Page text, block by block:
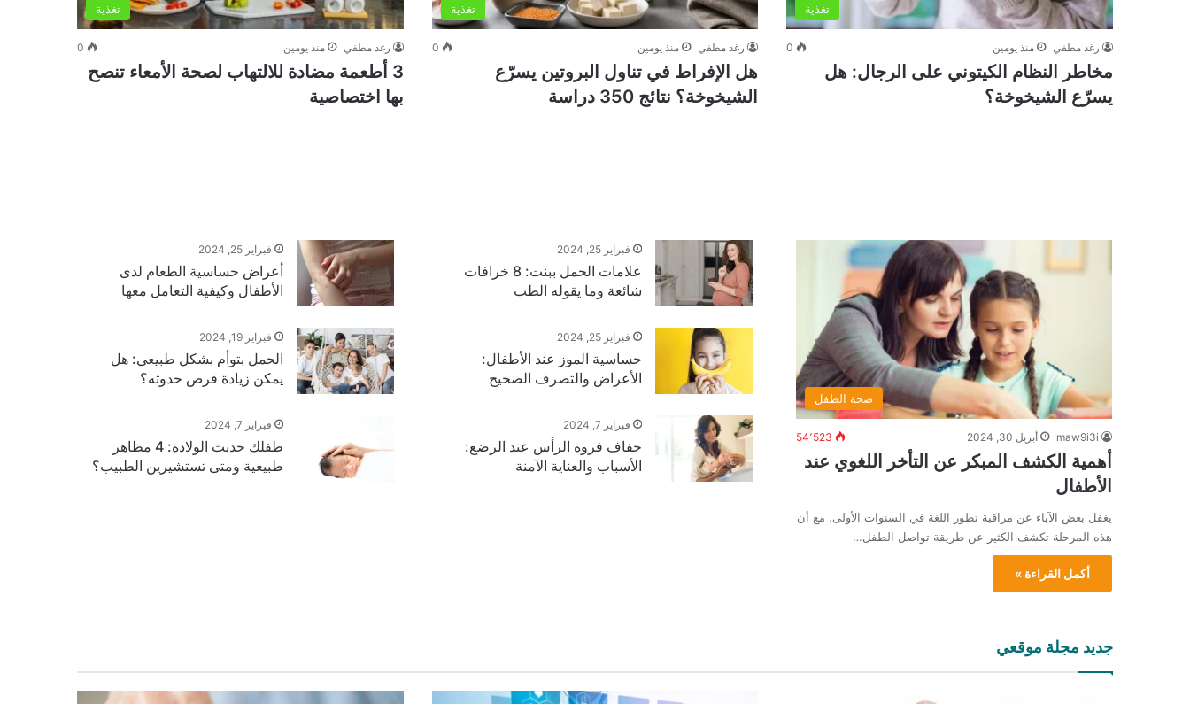
تغذية
رغد مطفي منذ يومين 0
مخاطر النظام الكيتوني على الرجال: هل
يسرّع الشيخوخة؟
تغذية
رغد مطفي منذ يومين 0
هل الإفراط في تناول البروتين يسرّع
الشيخوخة؟ نتائج 350 دراسة
تغذية
رغد مطفي منذ يومين 0
3 أطعمة مضادة للالتهاب لصحة الأمعاء تنصح
بها اختصاصية
صحة الطفل
maw9i3i أبريل 30, 2024 54٬523
أهمية الكشف المبكر عن التأخر اللغوي عند
الأطفال
يغفل بعض الآباء عن مراقبة تطور اللغة في السنوات الأولى، مع أن
هذه المرحلة تكشف الكثير عن طريقة تواصل الطفل…
أكمل القراءة »
فبراير 25, 2024
علامات الحمل ببنت: 8 خرافات
شائعة وما يقوله الطب
فبراير 25, 2024
أعراض حساسية الطعام لدى
الأطفال وكيفية التعامل معها
فبراير 25, 2024
حساسية الموز عند الأطفال:
الأعراض والتصرف الصحيح
فبراير 19, 2024
الحمل بتوأم بشكل طبيعي: هل
يمكن زيادة فرص حدوثه؟
فبراير 7, 2024
جفاف فروة الرأس عند الرضع:
الأسباب والعناية الآمنة
فبراير 7, 2024
طفلك حديث الولادة: 4 مظاهر
طبيعية ومتى تستشيرين الطبيب؟
جديد مجلة موقعي